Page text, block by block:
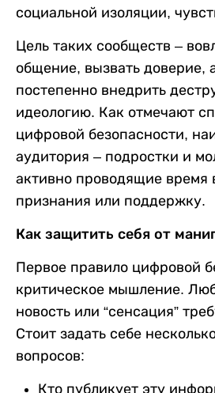
социальной изоляции,
Цель таких сообществ –
общение, вызвать доверие,
постепенно внедрить
идеологию. Как отмечают
цифровой безопасности,
аудитория – подростки и
активно проводящие
признания или поддержку.
Как защитить себя от
Первое правило цифровой
критическое мышление.
новость или “сенсация”
Стоит задать себе
вопросов:
Кто публикует эту